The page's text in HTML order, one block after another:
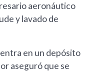
aeronáutico
y lavado de
en un depósito
aseguró que se